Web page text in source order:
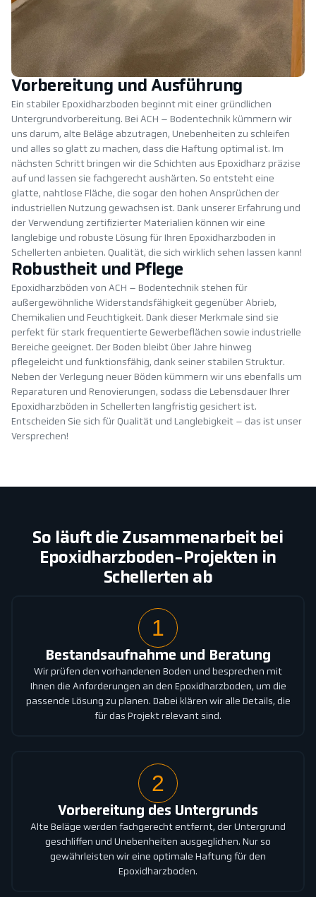
Vorbereitung und Ausführung
Ein stabiler Epoxidharzboden beginnt mit einer gründlichen
Untergrundvorbereitung. Bei ACH – Bodentechnik kümmern wir
uns darum, alte Beläge abzutragen, Unebenheiten zu schleifen
und alles so glatt zu machen, dass die Haftung optimal ist. Im
nächsten Schritt bringen wir die Schichten aus Epoxidharz präzise
auf und lassen sie fachgerecht aushärten. So entsteht eine
glatte, nahtlose Fläche, die sogar den hohen Ansprüchen der
industriellen Nutzung gewachsen ist. Dank unserer Erfahrung und
der Verwendung zertifizierter Materialien können wir eine
langlebige und robuste Lösung für Ihren Epoxidharzboden in
Schellerten anbieten. Qualität, die sich wirklich sehen lassen kann!
Robustheit und Pflege
Epoxidharzböden von ACH – Bodentechnik stehen für
außergewöhnliche Widerstandsfähigkeit gegenüber Abrieb,
Chemikalien und Feuchtigkeit. Dank dieser Merkmale sind sie
perfekt für stark frequentierte Gewerbeflächen sowie industrielle
Bereiche geeignet. Der Boden bleibt über Jahre hinweg
pflegeleicht und funktionsfähig, dank seiner stabilen Struktur.
Neben der Verlegung neuer Böden kümmern wir uns ebenfalls um
Reparaturen und Renovierungen, sodass die Lebensdauer Ihrer
Epoxidharzböden in Schellerten langfristig gesichert ist.
Entscheiden Sie sich für Qualität und Langlebigkeit – das ist unser
Versprechen!
So läuft die Zusammenarbeit bei
Epoxidharzboden-Projekten in
Schellerten ab
1
Bestandsaufnahme und Beratung
Wir prüfen den vorhandenen Boden und besprechen mit
Ihnen die Anforderungen an den Epoxidharzboden, um die
passende Lösung zu planen. Dabei klären wir alle Details, die
für das Projekt relevant sind.
2
Vorbereitung des Untergrunds
Alte Beläge werden fachgerecht entfernt, der Untergrund
geschliffen und Unebenheiten ausgeglichen. Nur so
gewährleisten wir eine optimale Haftung für den
Epoxidharzboden.